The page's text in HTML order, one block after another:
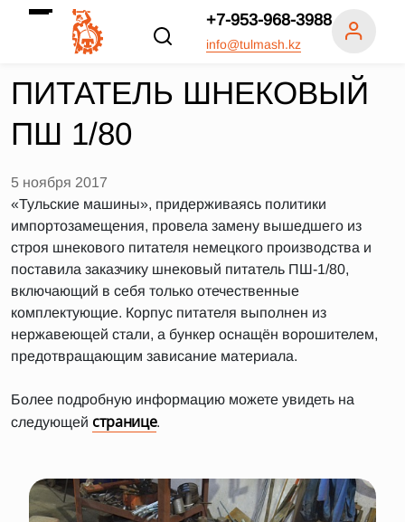
+7-953-968-3988
info@tulmash.kz
ПИТАТЕЛЬ ШНЕКОВЫЙ
ПШ 1/80
5 ноября 2017
«Тульские машины», придерживаясь политики
импортозамещения, провела замену вышедшего из
строя шнекового питателя немецкого производства и
поставила заказчику шнековый питатель ПШ-1/80,
включающий в себя только отечественные
комплектующие. Корпус питателя выполнен из
нержавеющей стали, а бункер оснащён ворошителем,
предотвращающим зависание материала.
Более подробную информацию можете увидеть на
следующей странице.